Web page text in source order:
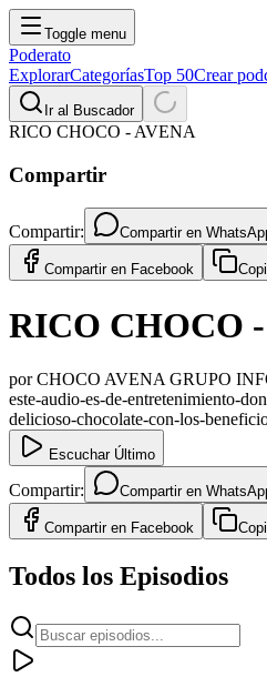
Toggle menu
Poderato
ExplorarCategoríasTop 50Crear
Ir al Buscador
RICO CHOCO - AVENA
Compartir
Compartir: Compartir en
Compartir en Facebook
RICO CHOCO
porCHOCO AVENA GRUPO
este-audio-es-de-entretenimiento-
delicioso-chocolate-con-los-
Escuchar Último
Compartir: Compartir en
Compartir en Facebook
Todos los Episodios